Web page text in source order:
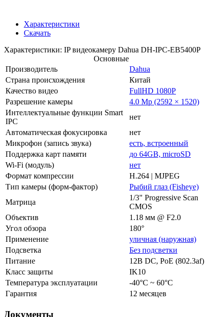
Характеристики
Скачать
Характеристики: IP видеокамеру Dahua DH-IPC-EB5400P
Основные
Производитель
Dahua
Страна происхождения
Китай
Качество видео
FullHD 1080P
Разрешение камеры
4.0 Mp (2592 × 1520)
Интеллектуальные функции Smart
IPC
нет
Автоматическая фокусировка
нет
Микрофон (запись звука)
есть, встроенный
Поддержка карт памяти
до 64GB, microSD
Wi-Fi (модуль)
нет
Формат компрессии
H.264 | MJPEG
Тип камеры (форм-фактор)
Рыбий глаз (Fisheye)
Матрица
1/3" Progressive Scan
CMOS
Объектив
1.18 мм @ F2.0
Угол обзора
180°
Применение
уличная (наружная)
Подсветка
Без подсветки
Питание
12В DC, РоЕ (802.3af)
Класс защиты
IK10
Температура эксплуатации
-40°C ~ 60°C
Гарантия
12 месяцев
Документы